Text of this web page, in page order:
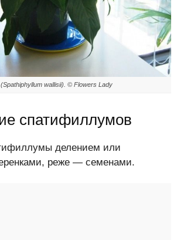
wallisii). © Flowers Lady
спатифиллумов
делением или
реже — семенами.